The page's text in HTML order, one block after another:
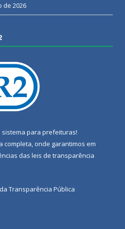
de 2026
sistema para prefeituras!
completa, onde garantimos em
das leis de transparência
Transparência Pública